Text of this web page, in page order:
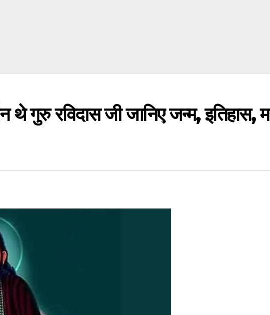
गुरु रविदास जी जानिए जन्म, इतिहास,